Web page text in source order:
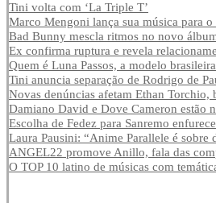
Tini volta com ‘La Triple T’
Marco Mengoni lança sua música para o
Bad Bunny mescla ritmos no novo
Ex confirma ruptura e revela
Quem é Luna Passos, a modelo
Tini anuncia separação de Rodrigo de
Novas denúncias afetam Ethan Torchio,
Damiano David e Dove Cameron estão
Escolha de Fedez para Sanremo
Laura Pausini: “Anime Parallele é sobre
ANGEL22 promove Anillo, fala das
O TOP 10 latino de músicas com